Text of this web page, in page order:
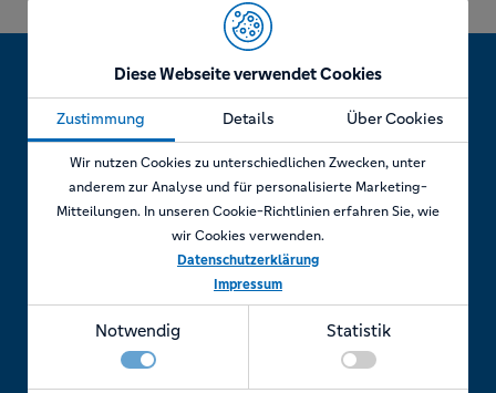
Diese Webseite verwendet Cookies
Zustimmung Details Über Cookies
Wir nutzen Cookies zu unterschiedlichen Zwecken, unter
anderem zur Analyse und für personalisierte Marketing-
Mitteilungen. In unseren Cookie-Richtlinien erfahren Sie, wie
wir Cookies verwenden.
Datenschutzerklärung
Impressum
Notwendig Statistik
Jetzt Termin vereinbaren!
Telefonisch
+49 7841 69 11880